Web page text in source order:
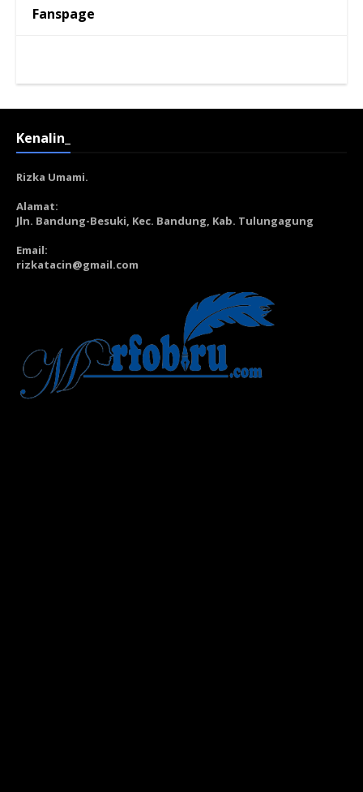
Fanspage
Kenalin_
Rizka Umami.
Alamat:
Jln. Bandung-Besuki, Kec. Bandung, Kab. Tulungagung
Email:
rizkatacin@gmail.com